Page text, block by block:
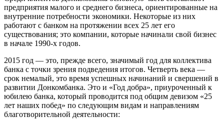
предприятия малого и среднего бизнеса, ориентированные на
внутренние потребности экономики. Некоторые из них
работают с банком на протяжении всех 25 лет его
существования; это компании, которые начинали свой бизнес
в начале 1990-х годов.
2015 год — это, прежде всего, значимый год для коллектива
банка с точки зрения подведения итогов. Четверть века —
срок немалый, это время успешных начинаний и свершений в
развитии Донкомбанка. Это и «Год добра», приуроченный к
юбилею банка, который проводится под общим девизом «25
лет наших побед» по следующим видам и направлениям
благотворительной деятельности: